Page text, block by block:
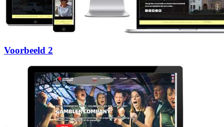
Voorbeeld 2